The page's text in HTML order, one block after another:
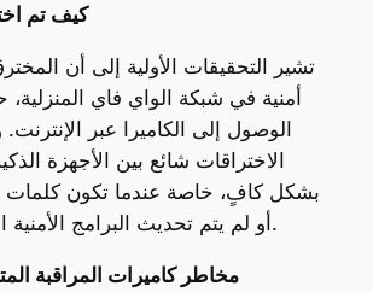
كيف تم اختراق الكاميرا؟
تشير التحقيقات الأولية إلى أن
أمنية في شبكة الواي فاي
الوصول إلى الكاميرا عبر
الاختراقات شائع بين الأجهزة
بشكل كافٍ، خاصة عندما تكون كلمات
أو لم يتم تحديث البرامج الأمنية الخاصة بالجهاز.
مخاطر كاميرات المراقبة